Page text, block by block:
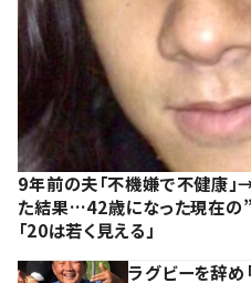
9年前の夫「不機嫌で不健康
た結果…42歳になった現在の”
「20は若く見える」
ラグビーを辞め